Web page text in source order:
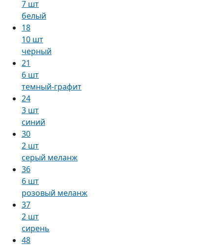
7 шт
белый
18
10 шт
черный
21
6 шт
темный-графит
24
3 шт
синий
30
2 шт
серый меланж
36
6 шт
розовый меланж
37
2 шт
сирень
48